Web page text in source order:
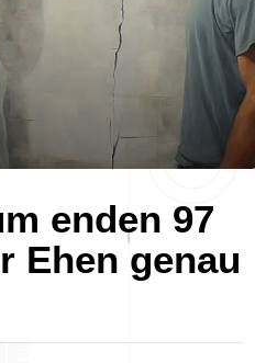
enden 97
Ehen genau